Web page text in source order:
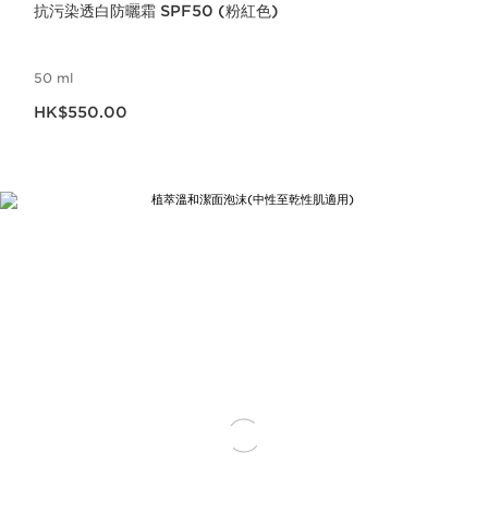
抗污染透白防曬霜 SPF50 (粉紅色)
50 ml
HK$550.00